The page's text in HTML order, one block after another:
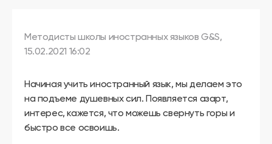
Выбрать
другой
язык
Москва
другой
Личный
школы
Методисты школы иностранных языков G&S,
15.02.2021 16:02
Начиная учить иностранный язык, мы делаем это
на подъеме душевных сил. Появляется азарт,
интерес, кажется, что можешь свернуть горы и
быстро все освоишь.